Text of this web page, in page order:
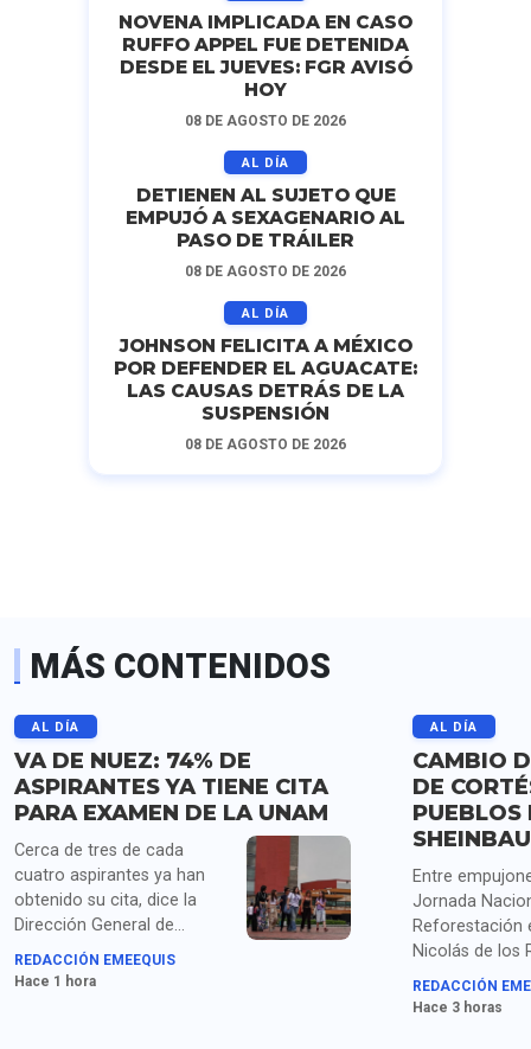
NOVENA IMPLICADA EN CASO
RUFFO APPEL FUE DETENIDA
DESDE EL JUEVES: FGR AVISÓ
HOY
08 DE AGOSTO DE 2026
AL DÍA
DETIENEN AL SUJETO QUE
EMPUJÓ A SEXAGENARIO AL
PASO DE TRÁILER
08 DE AGOSTO DE 2026
AL DÍA
JOHNSON FELICITA A MÉXICO
POR DEFENDER EL AGUACATE:
LAS CAUSAS DETRÁS DE LA
SUSPENSIÓN
08 DE AGOSTO DE 2026
MÁS CONTENIDOS
AL DÍA
VA DE NUEZ: 74% DE
ASPIRANTES YA TIENE CITA
PARA EXAMEN DE LA UNAM
Cerca de tres de cada
cuatro aspirantes ya han
obtenido su cita, dice la
Dirección General de
Administración Escolar de
la UNAM, mientras siguen
REDACCIÓN EMEEQUIS
Hace 1 hora
AL DÍA
CAMBIO
DE
PUEBLOS
Entre
Jornada
Reforestación
Nicolás de los
Puebla,
el cambio de
REDACCIÓN
Hace 3 horas